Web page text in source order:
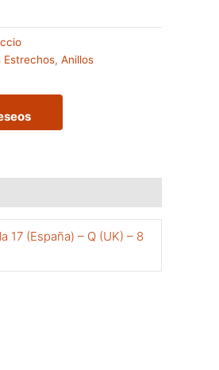
Estrechos, Anillos
17 (España) – Q (UK) – 8